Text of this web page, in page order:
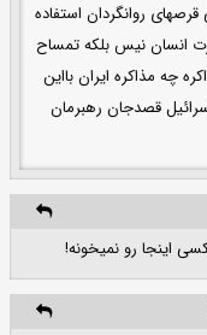
روانگردان استفاده
انسان نیس بلکه تمساح
چه مذاکره ایران بااین
قصدجان رهبرمان
اینجا رو نمیخونه!